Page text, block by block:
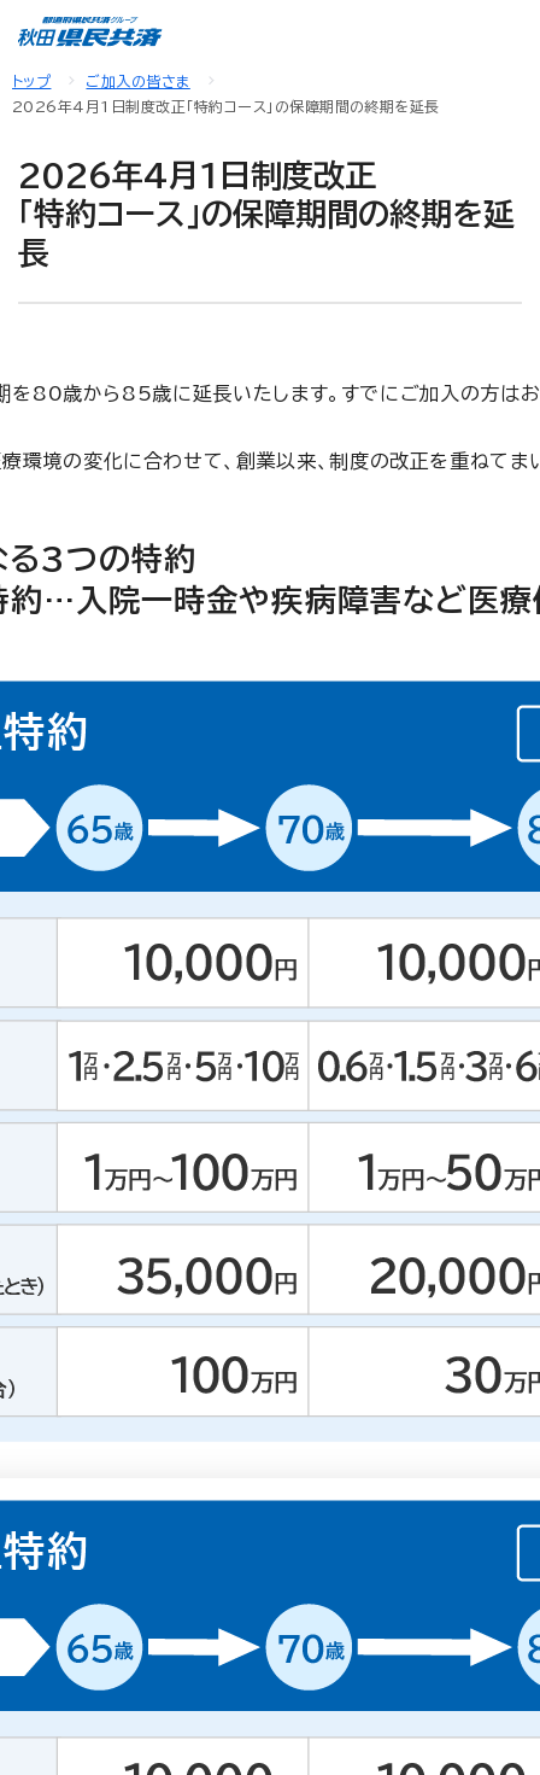
トップ
ご加入の皆さま
2026年4月1日制度改正 「特約コース」の保障期間の終期を延長
2026年4月1日制度改正
「特約コース」の保障期間の終期を延
長
80歳から85歳に延長いたします。すでにご加入の方は
境の変化に合わせて、創業以来、制度の改正を重ねて
る3つの特約
…入院一時金や疾病障害など医療